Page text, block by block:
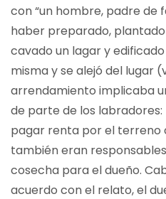
con “un hombre, padre de
haber preparado,
cavado un lagar y
misma y se alejó del lugar
arrendamiento implicaba
de parte de los
pagar renta por el terreno
también eran
cosecha para el dueño.
acuerdo con el relato, el